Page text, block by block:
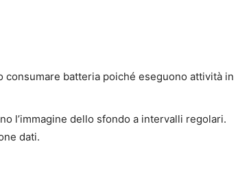
batteria poiché eseguono attività in
l’immagine dello sfondo a intervalli regolari.
dati.